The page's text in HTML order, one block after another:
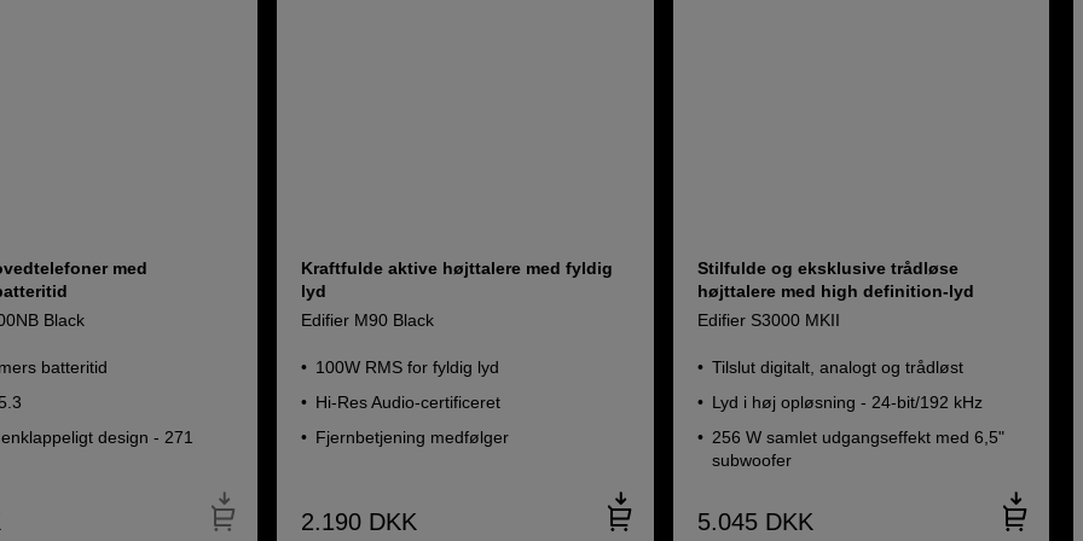
med
Black
batteritid
design - 271
Kraftfulde aktive højttalere med fyldig
lyd
Edifier M90 Black
100W RMS for fyldig lyd
Hi-Res Audio-certificeret
Fjernbetjening medfølger
2.190 DKK
Stilfulde og eksklusive trådløse
højttalere med high definition-lyd
Edifier S3000 MKII
Tilslut digitalt, analogt og trådløst
Lyd i høj opløsning - 24-bit/192 kHz
256 W samlet udgangseffekt med 6,5"
subwoofer
5.045 DKK